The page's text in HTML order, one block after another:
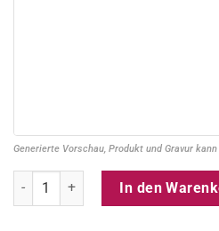
Generierte Vorschau, Produkt und Gravur
Schuhlöffel groß 63 cm aus Holz
In den